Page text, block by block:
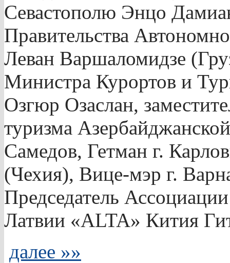
Севастополю Энцо
Правительства
Леван Варшаломидзе
Министра Курортов и
Озгюр Озаслан,
туризма
Самедов, Гетман г.
(Чехия), Вице-мэр г.
Председатель
Латвии «ALTA» Кития
далее »»